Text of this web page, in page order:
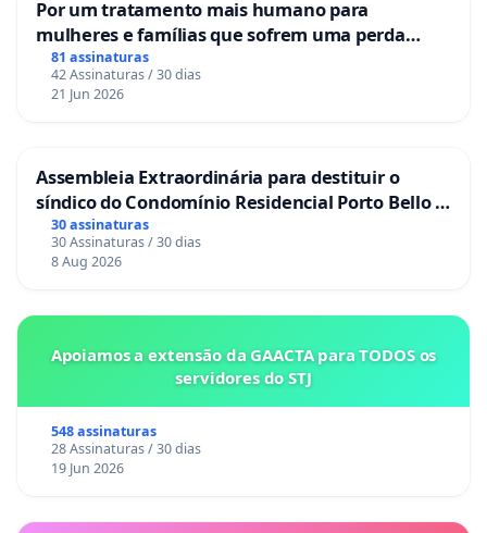
Por um tratamento mais humano para
mulheres e famílias que sofrem uma perda
gestacional nos hospitais portugueses
81 assinaturas
42 Assinaturas / 30 dias
21 Jun 2026
Assembleia Extraordinária para destituir o
síndico do Condomínio Residencial Porto Bello -
La Casa
30 assinaturas
30 Assinaturas / 30 dias
8 Aug 2026
Apoiamos a extensão da GAACTA para TODOS os
servidores do STJ
548 assinaturas
28 Assinaturas / 30 dias
19 Jun 2026